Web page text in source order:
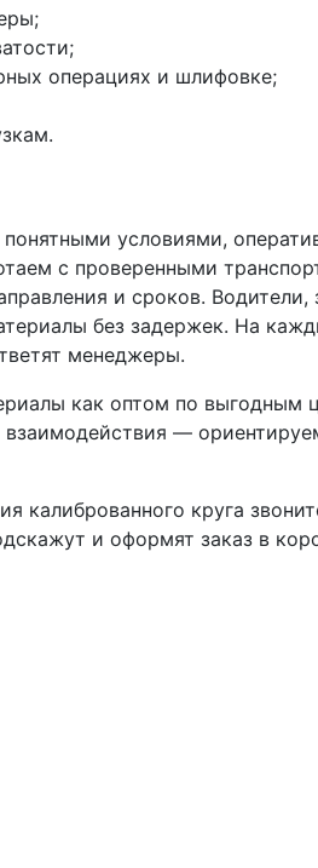
операциях и шлифовке;
условиями,
с проверенными
и сроков.
без задержек. На
менеджеры.
как оптом по выгодным
—
калиброванного круга
и оформят заказ в